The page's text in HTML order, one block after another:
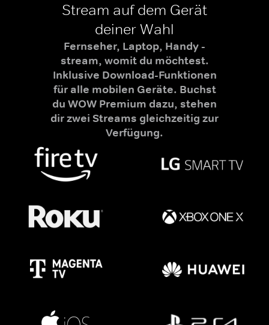
Stream auf dem Gerät
deiner Wahl
Fernseher, Laptop, Handy -
stream, womit du möchtest.
Inklusive Download-Funktionen
für alle mobilen Geräte. Buchst
du WOW Premium dazu, stehen
dir zwei Streams gleichzeitig zur
Verfügung.